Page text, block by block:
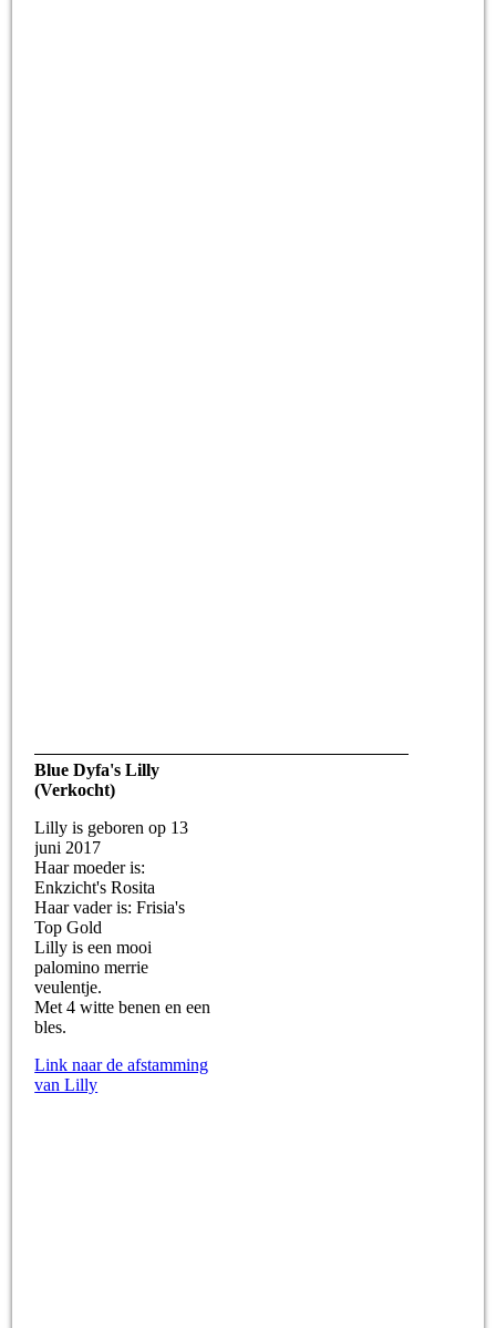
Blue Dyfa's Lilly
(Verkocht)
Lilly is geboren op 13
juni 2017
Haar moeder is:
Enkzicht's Rosita
Haar vader is: Frisia's
Top Gold
Lilly is een mooi
palomino merrie
veulentje.
Met 4 witte benen en een
bles.
Link naar de afstamming
van Lilly